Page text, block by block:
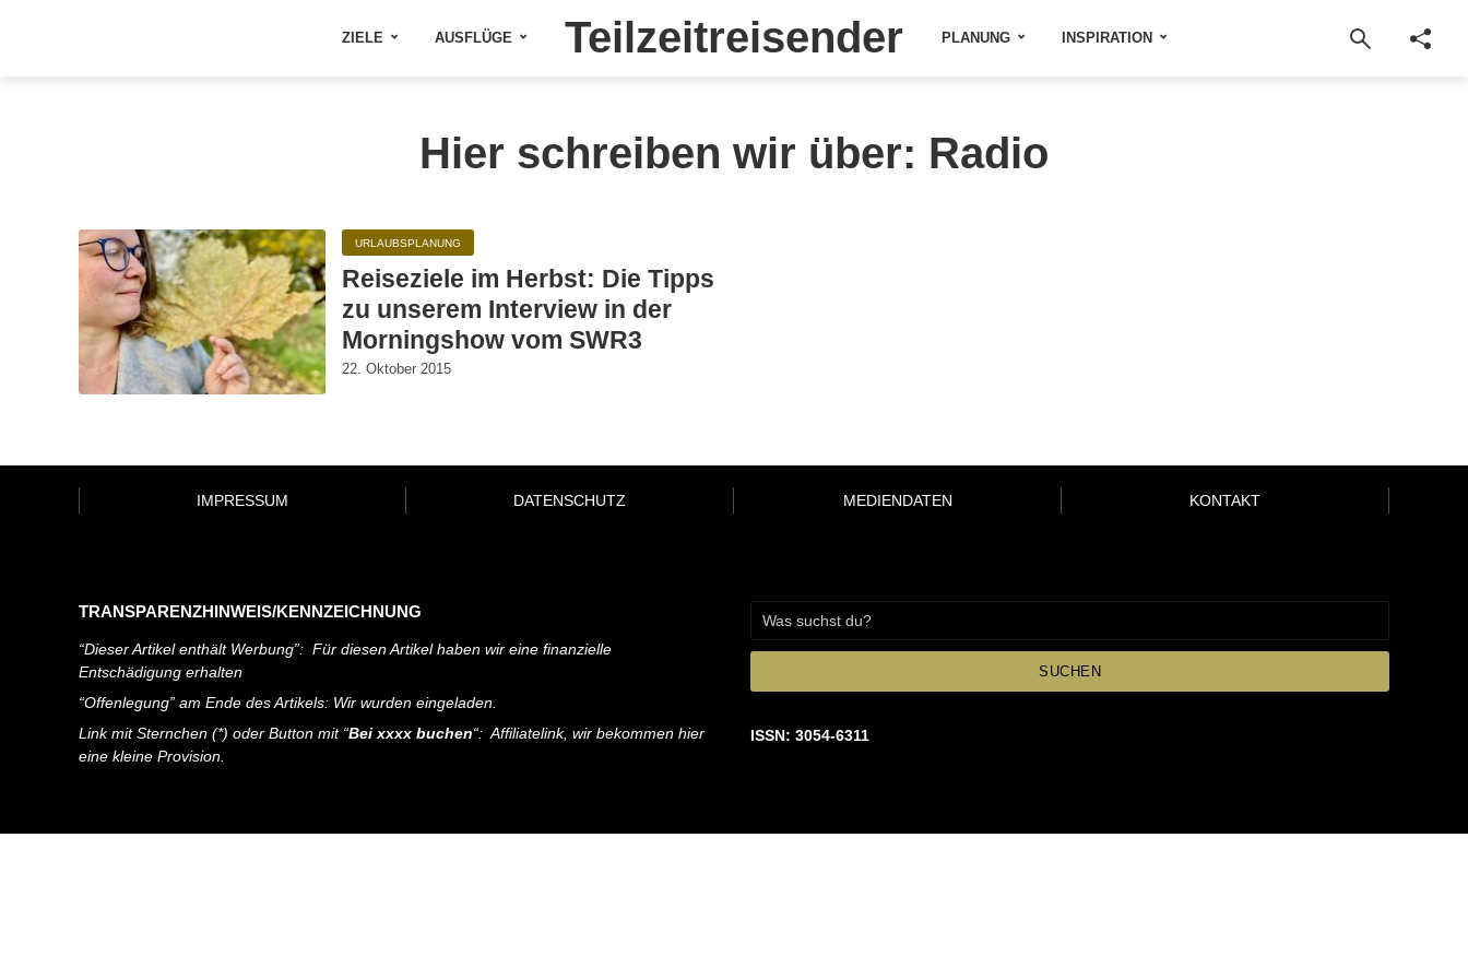
ZIELE AUSFLÜGE Teilzeitreisender PLANUNG INSPIRATION
Hier schreiben wir über: Radio
URLAUBSPLANUNG
Reiseziele im Herbst: Die Tipps
zu unserem Interview in der
Morningshow vom SWR3
22. Oktober 2015
IMPRESSUM DATENSCHUTZ MEDIENDATEN KONTAKT
TRANSPARENZHINWEIS/KENNZEICHNUNG
“Dieser Artikel enthält Werbung”: Für diesen Artikel haben wir eine finanzielle
Entschädigung erhalten
“Offenlegung” am Ende des Artikels: Wir wurden eingeladen.
Link mit Sternchen (*) oder Button mit “Bei xxxx buchen“: Affiliatelink, wir bekommen hier
eine kleine Provision.
SUCHEN
ISSN: 3054-6311